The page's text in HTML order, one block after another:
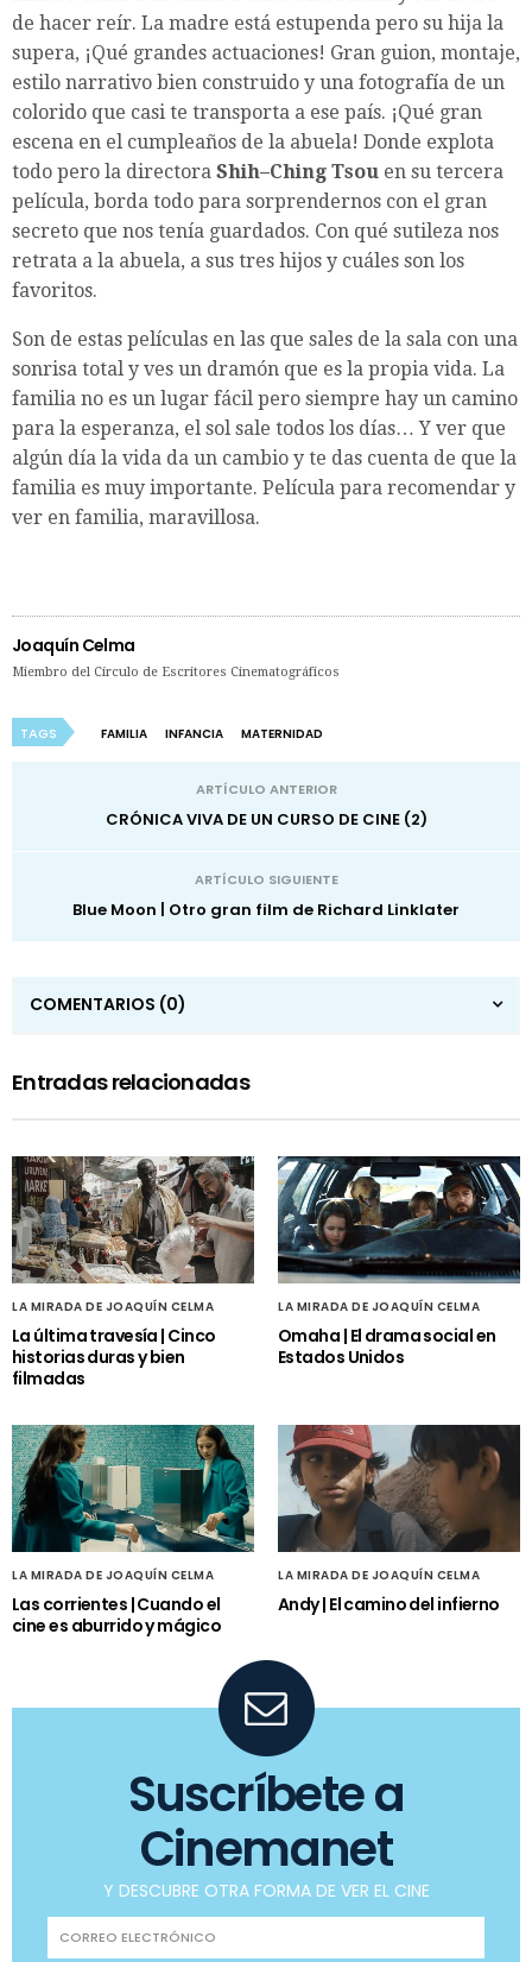
de hacer reír. La madre está estupenda pero su hija la
supera, ¡Qué grandes actuaciones! Gran guion, montaje,
estilo narrativo bien construido y una fotografía de un
colorido que casi te transporta a ese país. ¡Qué gran
escena en el cumpleaños de la abuela! Donde explota
todo pero la directora Shih–Ching Tsou en su tercera
película, borda todo para sorprendernos con el gran
secreto que nos tenía guardados. Con qué sutileza nos
retrata a la abuela, a sus tres hijos y cuáles son los
favoritos.
Son de estas películas en las que sales de la sala con una
sonrisa total y ves un dramón que es la propia vida. La
familia no es un lugar fácil pero siempre hay un camino
para la esperanza, el sol sale todos los días… Y ver que
algún día la vida da un cambio y te das cuenta de que la
familia es muy importante. Película para recomendar y
ver en familia, maravillosa.
Joaquín Celma
Miembro del Círculo de Escritores Cinematográficos
TAGS FAMILIA INFANCIA MATERNIDAD
ARTÍCULO ANTERIOR
CRÓNICA VIVA DE UN CURSO DE CINE (2)
ARTÍCULO SIGUIENTE
Blue Moon | Otro gran film de Richard Linklater
COMENTARIOS (0)
Entradas relacionadas
LA MIRADA DE JOAQUÍN CELMA
La última travesía | Cinco
historias duras y bien
filmadas
LA MIRADA DE JOAQUÍN CELMA
Omaha | El drama social en
Estados Unidos
LA MIRADA DE JOAQUÍN CELMA
Las corrientes | Cuando el
cine es aburrido y mágico
LA MIRADA DE JOAQUÍN CELMA
Andy | El camino del infierno
Suscríbete a
Cinemanet
Y DESCUBRE OTRA FORMA DE VER EL CINE